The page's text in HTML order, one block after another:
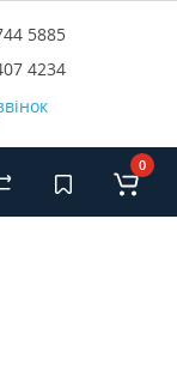
5885
4234
0